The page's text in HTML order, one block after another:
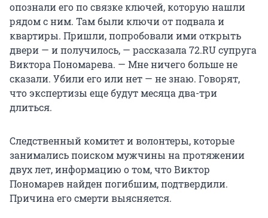
опознали его по связке ключей, которую нашли
рядом с ним. Там были ключи от подвала и
квартиры. Пришли, попробовали ими открыть
двери — и получилось, — рассказала 72.RU супруга
Виктора Пономарева. — Мне ничего больше не
сказали. Убили его или нет — не знаю. Говорят,
что экспертизы еще будут месяца два-три
длиться.
Следственный комитет и волонтеры, которые
занимались поиском мужчины на протяжении
двух лет, информацию о том, что Виктор
Пономарев найден погибшим, подтвердили.
Причина его смерти выясняется.